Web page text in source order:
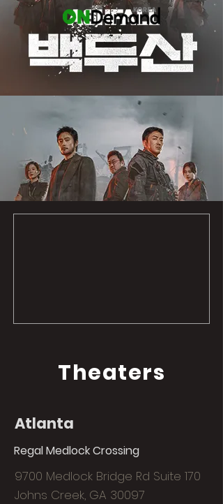
Theaters
Atlanta
Regal Medlock Crossing
9700 Medlock Bridge Rd Suite 170
Johns Creek, GA 30097